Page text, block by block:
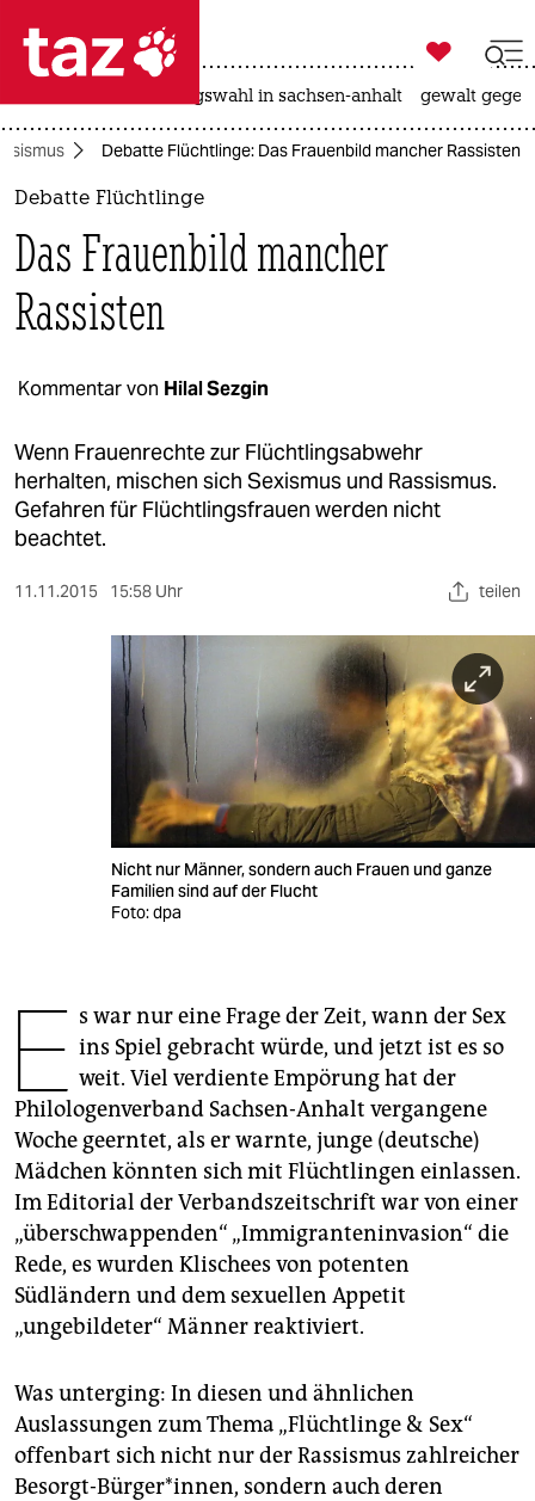
 taz zahl ich
taz zahl ich
politik
öko
gesellschaft
sport
berlin
nord
wahrheit
veranstaltungen
fragen & hilfe
genossenschaft
epaper login

taz zahl ich
landtagswahl in sachsen-anhalt gewalt
Debatte Flüchtlinge: Das Frauenbild mancher Rassisten
Debatte Flüchtlinge
Das Frauenbild mancher
Rassisten
Kommentar von Hilal Sezgin
Wenn Frauenrechte zur Flüchtlingsabwehr
herhalten, mischen sich Sexismus und Rassismus.
Gefahren für Flüchtlingsfrauen werden nicht
beachtet.
11.11.2015 15:58 Uhr teilen
Nicht nur Männer, sondern auch Frauen und ganze
Familien sind auf der Flucht
Foto: dpa
E s war nur eine Frage der Zeit, wann der Sex
ins Spiel gebracht würde, und jetzt ist es so
weit. Viel verdiente Empörung hat der
Philologenverband Sachsen-Anhalt vergangene
Woche geerntet, als er warnte, junge (deutsche)
Mädchen könnten sich mit Flüchtlingen einlassen.
Im Editorial der Verbandszeitschrift war von einer
„überschwappenden“ „Immigranteninvasion“ die
Rede, es wurden Klischees von potenten
Südländern und dem sexuellen Appetit
„ungebildeter“ Männer reaktiviert.
Was unterging: In diesen und ähnlichen
Auslassungen zum Thema „Flüchtlinge & Sex“
offenbart sich nicht nur der Rassismus zahlreicher
Besorgt-Bürger*innen, sondern auch deren